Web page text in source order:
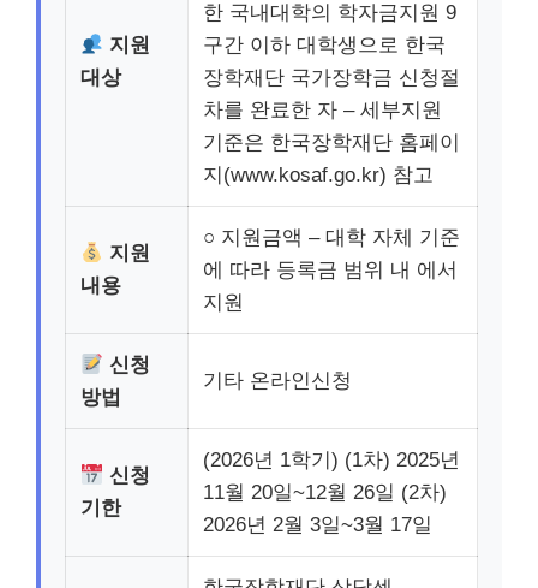
지원
대상
한 국내대학의 학자금지원 9
구간 이하 대학생으로 한국
장학재단 국가장학금 신청절
차를 완료한 자 – 세부지원
기준은 한국장학재단 홈페이
지(www.kosaf.go.kr) 참고
지원
내용
○ 지원금액 – 대학 자체 기준
에 따라 등록금 범위 내 에서
지원
신청
방법
기타 온라인신청
신청
기한
(2026년 1학기) (1차) 2025년
11월 20일~12월 26일 (2차)
2026년 2월 3일~3월 17일